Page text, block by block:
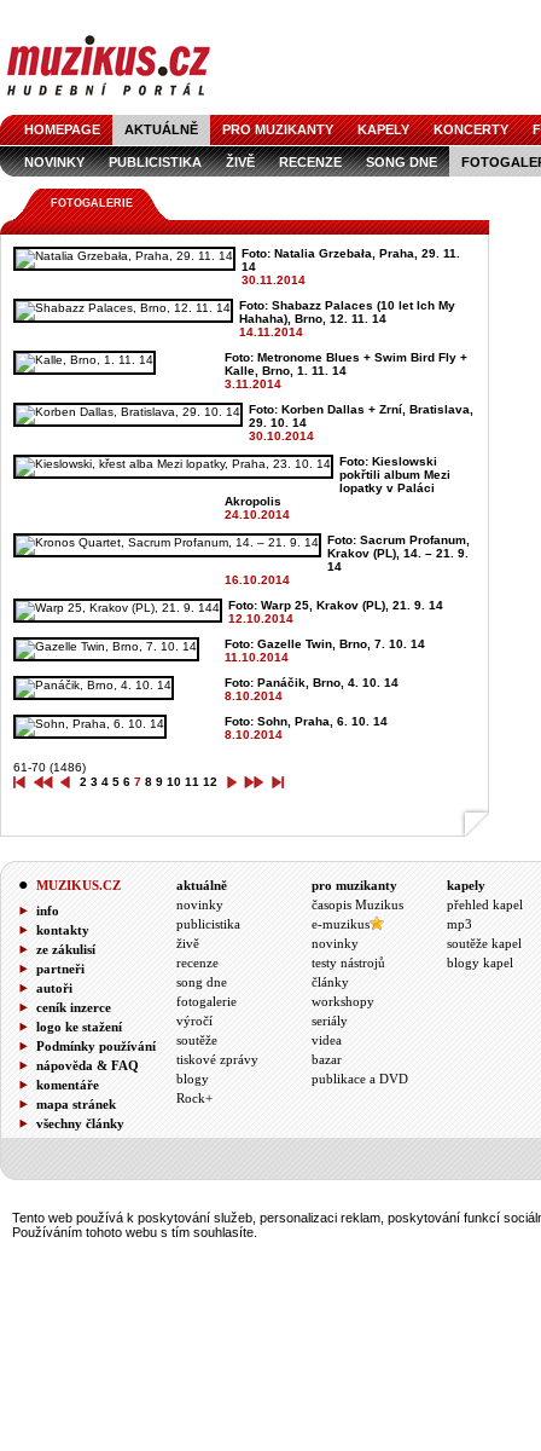
HOMEPAGE AKTUÁLNĚ PRO MUZIKANTY KAPELY KONCERTY
NOVINKY PUBLICISTIKA ŽIVĚ RECENZE SONG DNE
FOTOGALERIE
Foto: Natalia Grzebała, Praha, 29. 11.
14
30.11.2014
Foto: Shabazz Palaces (10 let Ich My
Hahaha), Brno, 12. 11. 14
14.11.2014
Foto: Metronome Blues + Swim Bird Fly +
Kalle, Brno, 1. 11. 14
3.11.2014
Foto: Korben Dallas + Zrní, Bratislava,
29. 10. 14
30.10.2014
Foto: Kieslowski
pokřtili album Mezi
lopatky v Paláci
Akropolis
24.10.2014
Foto: Sacrum Profanum,
Krakov (PL), 14. – 21. 9.
14
16.10.2014
Foto: Warp 25, Krakov (PL), 21. 9. 14
12.10.2014
Foto: Gazelle Twin, Brno, 7. 10. 14
11.10.2014
Foto: Panáčik, Brno, 4. 10. 14
8.10.2014
Foto: Sohn, Praha, 6. 10. 14
8.10.2014
61-70 (1486)
2 3 4 5 6 7 8 9 10 11 12
MUZIKUS.CZ
info
kontakty
ze zákulisí
partneři
autoři
ceník inzerce
logo ke stažení
Podmínky používání
nápověda & FAQ
komentáře
mapa stránek
všechny články
aktuálně
novinky
publicistika
živě
recenze
song dne
fotogalerie
výročí
soutěže
tiskové zprávy
blogy
Rock+
pro muzikanty
časopis Muzikus
e-muzikus
novinky
testy nástrojů
články
workshopy
seriály
videa
bazar
publikace a DVD
kapely
přehled kapel
mp3
soutěže kapel
blogy kapel
Tento web používá k poskytování služeb, personalizaci reklam, poskytování funkcí
Používáním tohoto webu s tím souhlasíte.